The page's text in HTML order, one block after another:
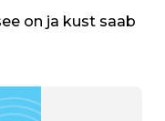
on ja kust saab